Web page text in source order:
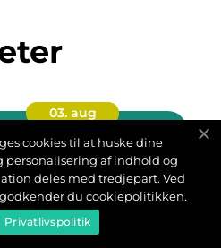
03. aug
føre båt langs
gir frihet, men
ansvar. Mange
undervurderer hvor raskt
cookies til at huske dine
personalisering af indhold og
deles med tredjepart. Ved
du cookiepolitikken.
Privatlivspolitik